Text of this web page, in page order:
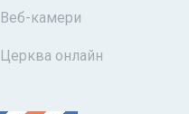
Веб-камери
Церква онлайн